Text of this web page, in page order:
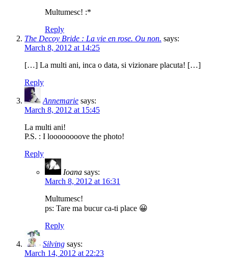
Multumesc! :*
Reply
The Decoy Bride : La vie en rose. Ou non. says:
March 8, 2012 at 14:25
[…] La multi ani, inca o data, si vizionare placuta! […]
Reply
Annemarie says:
March 8, 2012 at 15:45
La multi ani!
P.S. : I loooooooove the photo!
Reply
Ioana says:
March 8, 2012 at 16:31
Multumesc!
ps: Tare ma bucur ca-ti place 😀
Reply
Silving says:
March 14, 2012 at 22:23